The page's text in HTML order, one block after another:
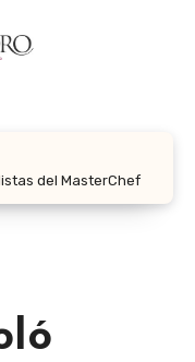
del MasterChef